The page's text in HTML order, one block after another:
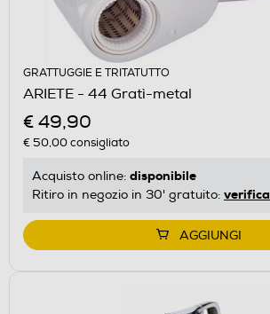
GRATTUGGIE E TRITATUTTO
ARIETE - 44 Gratì-metal
€ 49,90
€ 50,00consigliato
Acquisto online: disponibile
Ritiro in negozio in 30' gratuito: verifica
AGGIUNGI